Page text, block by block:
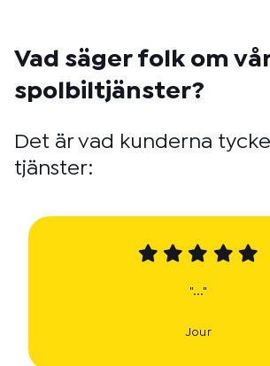
Vad säger folk om
spolbiltjänster?
Det är vad kunderna
tjänster:
"..."
Jour